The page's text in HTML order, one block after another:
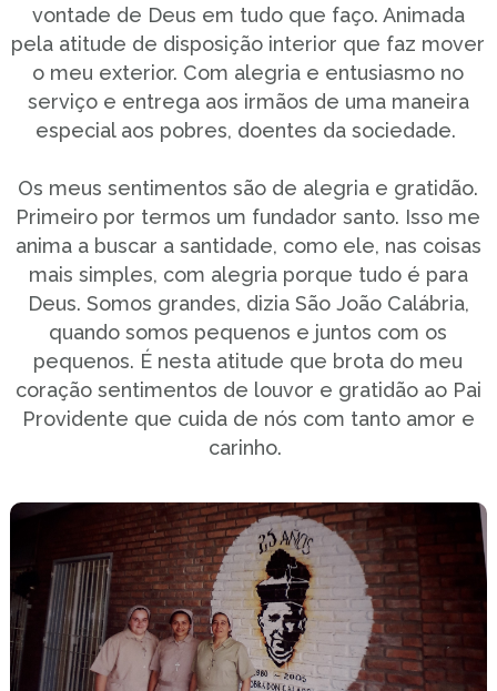
vontade de Deus em tudo que faço. Animada
pela atitude de disposição interior que faz mover
o meu exterior. Com alegria e entusiasmo no
serviço e entrega aos irmãos de uma maneira
especial aos pobres, doentes da sociedade.
Os meus sentimentos são de alegria e gratidão.
Primeiro por termos um fundador santo. Isso me
anima a buscar a santidade, como ele, nas coisas
mais simples, com alegria porque tudo é para
Deus. Somos grandes, dizia São João Calábria,
quando somos pequenos e juntos com os
pequenos. É nesta atitude que brota do meu
coração sentimentos de louvor e gratidão ao Pai
Providente que cuida de nós com tanto amor e
carinho.